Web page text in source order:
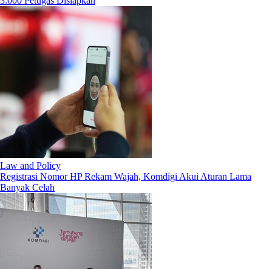
Law and Policy
Registrasi Nomor HP Rekam Wajah, Komdigi Akui Aturan Lama
Banyak Celah